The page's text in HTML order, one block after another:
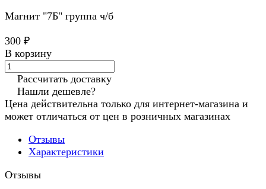
Магнит "7Б" группа ч/б
300 ₽
В корзину
Рассчитать доставку
Нашли дешевле?
Цена действительна только для интернет-магазина и
может отличаться от цен в розничных магазинах
Отзывы
Характеристики
Отзывы